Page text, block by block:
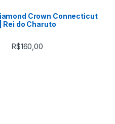
Crown Connecticut
Rei do Charuto
R$160,00